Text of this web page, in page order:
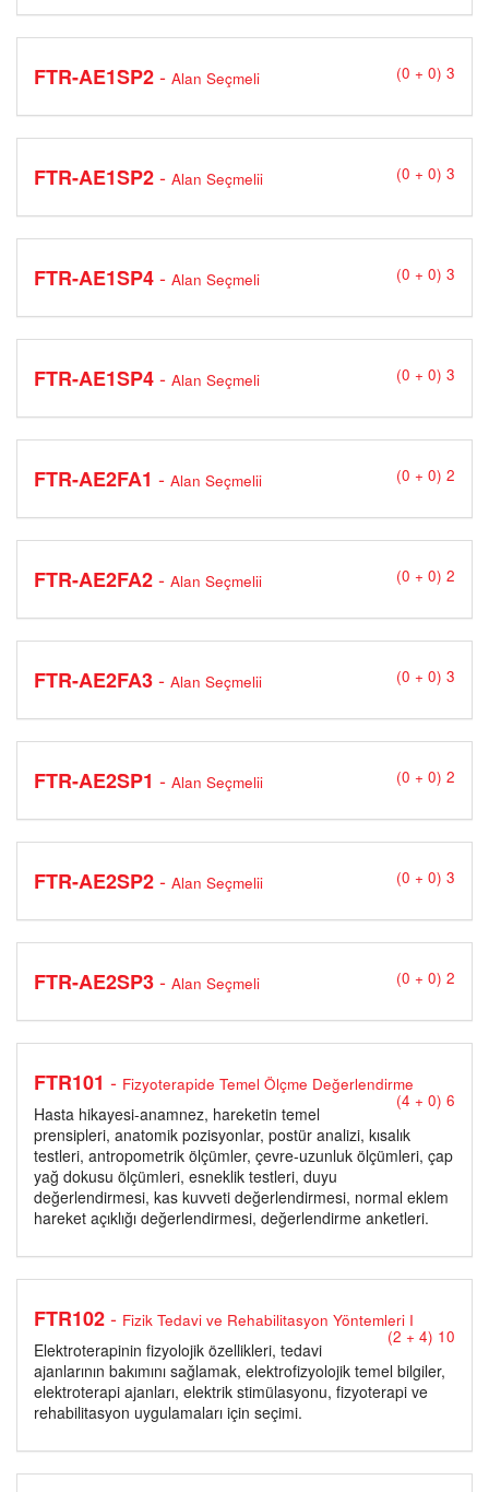
FTR-AE1SP2- Alan Seçmeli (0 + 0) 3
FTR-AE1SP2- Alan Seçmelii (0 + 0) 3
FTR-AE1SP4- Alan Seçmeli (0 + 0) 3
FTR-AE1SP4- Alan Seçmeli (0 + 0) 3
FTR-AE2FA1 - Alan Seçmelii (0 + 0) 2
FTR-AE2FA2- Alan Seçmelii (0 + 0) 2
FTR-AE2FA3- Alan Seçmelii (0 + 0) 3
FTR-AE2SP1 - Alan Seçmelii (0 + 0) 2
FTR-AE2SP2- Alan Seçmelii (0 + 0) 3
FTR-AE2SP3- Alan Seçmeli (0 + 0) 2
FTR101 - Fizyoterapide Temel Ölçme Değerlendirme
(4 + 0) 6
Hasta hikayesi-anamnez, hareketin temel
prensipleri, anatomik pozisyonlar, postür analizi, kısalık
testleri, antropometrik ölçümler, çevre-uzunluk ölçümleri, çap
yağ dokusu ölçümleri, esneklik testleri, duyu
değerlendirmesi, kas kuvveti değerlendirmesi, normal eklem
hareket açıklığı değerlendirmesi, değerlendirme anketleri.
FTR102- Fizik Tedavi ve Rehabilitasyon Yöntemleri I
(2 + 4) 10
Elektroterapinin fizyolojik özellikleri, tedavi
ajanlarının bakımını sağlamak, elektrofizyolojik temel bilgiler,
elektroterapi ajanları, elektrik stimülasyonu, fizyoterapi ve
rehabilitasyon uygulamaları için seçimi.